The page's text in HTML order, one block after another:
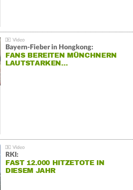
Bayern-Fieber in Hongkong:
FANS BEREITEN MÜNCHNERN
LAUTSTARKEN…
RKI:
FAST 12.000 HITZETOTE IN
DIESEM JAHR